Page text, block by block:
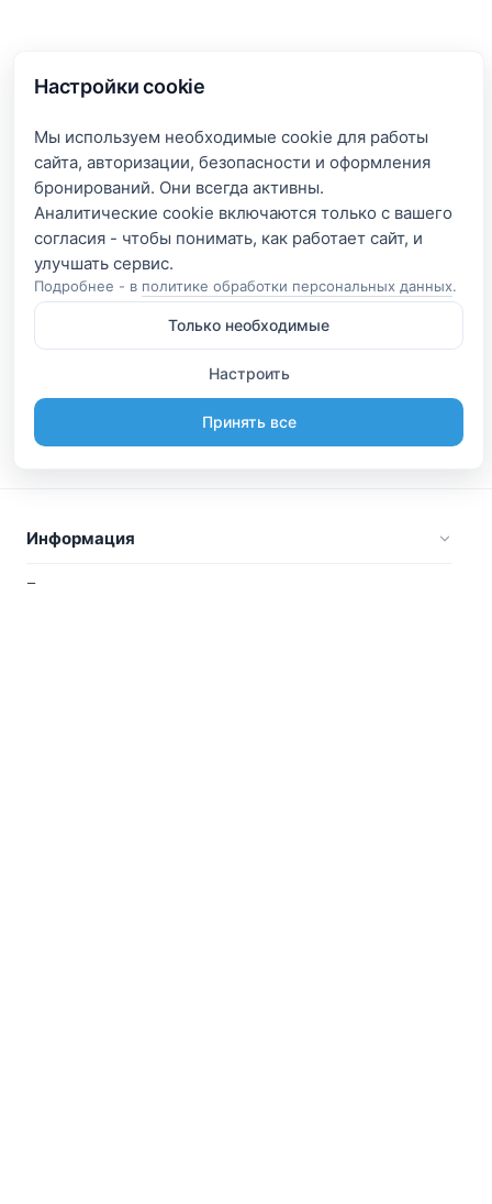
Настройки cookie
Мы используем необходимые cookie для работы
сайта, авторизации, безопасности и оформления
бронирований. Они всегда активны.
Аналитические cookie включаются только с вашего
согласия - чтобы понимать, как работает сайт, и
Подробнее - в политике обработки персональных данных.
Только необходимые
Настроить
Принять все
Информация
Будьте вместе